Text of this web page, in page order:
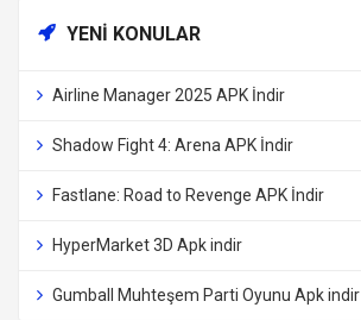
YENI KONULAR
Airline Manager 2025 APK İndir
Shadow Fight 4: Arena APK İndir
Fastlane: Road to Revenge APK İndir
HyperMarket 3D Apk indir
Gumball Muhteşem Parti Oyunu Apk indir